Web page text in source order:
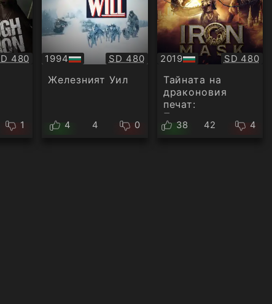
480
1
1994
БГ
аудио
Качество:
SD 480
Железният Уил
4 4 0
2019
БГ
аудио
SD 480
Тайната на
драконовия
печат:
Пътешествие в
Китай
38 42 4